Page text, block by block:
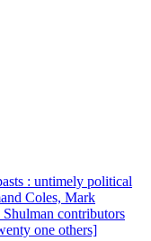
: untimely political
Coles, Mark
contributors
one others]